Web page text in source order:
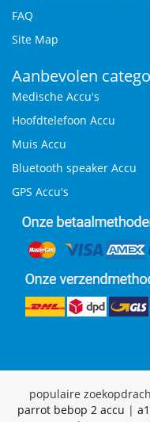
FAQ
Site Map
Aanbevolen
Medische Accu's
Hoofdtelefoon Accu
Muis Accu
Bluetooth speaker Accu
GPS Accu's
populaire
parrot bebop 2 accu |